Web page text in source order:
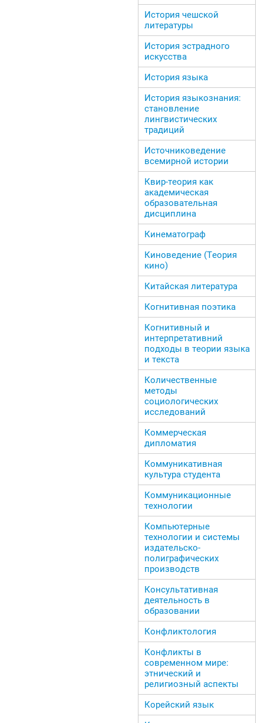
История чешской
литературы
История эстрадного
искусства
История языка
История языкознания:
становление
лингвистических
традиций
Источниковедение
всемирной истории
Квир-теория как
академическая
образовательная
дисциплина
Кинематограф
Киноведение (Теория
кино)
Китайская литература
Когнитивная поэтика
Когнитивный и
интерпретативний
подходы в теории языка
и текста
Количественные
методы
социологических
исследований
Коммерческая
дипломатия
Коммуникативная
культура студента
Коммуникационные
технологии
Компьютерные
технологии и системы
издательско-
полиграфических
производств
Консультативная
деятельность в
образовании
Конфликтология
Конфликты в
современном мире:
этнический и
религиозный аспекты
Корейский язык